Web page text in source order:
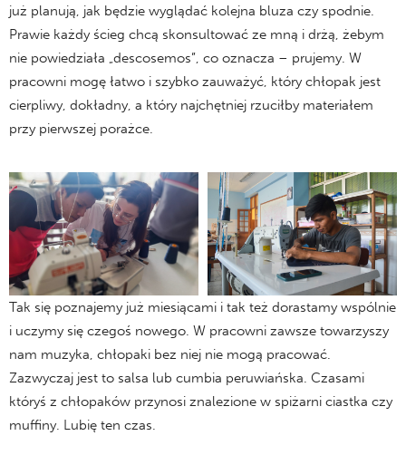
już planują, jak będzie wyglądać kolejna bluza czy spodnie.
Prawie każdy ścieg chcą skonsultować ze mną i drżą, żebym
nie powiedziała „descosemos”, co oznacza – prujemy. W
pracowni mogę łatwo i szybko zauważyć, który chłopak jest
cierpliwy, dokładny, a który najchętniej rzuciłby materiałem
przy pierwszej porażce.
Tak się poznajemy już miesiącami i tak też dorastamy wspólnie
i uczymy się czegoś nowego. W pracowni zawsze towarzyszy
nam muzyka, chłopaki bez niej nie mogą pracować.
Zazwyczaj jest to salsa lub cumbia peruwiańska. Czasami
któryś z chłopaków przynosi znalezione w spiżarni ciastka czy
muffiny. Lubię ten czas.